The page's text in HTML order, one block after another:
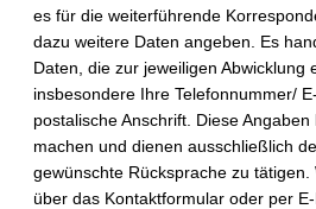
es für die weiterführende
dazu weitere Daten angeben. Es
Daten, die zur jeweiligen Abwicklung
insbesondere Ihre Telefonnummer/
postalische Anschrift. Diese
machen und dienen ausschließlich
gewünschte Rücksprache zu tätigen.
über das Kontaktformular oder per